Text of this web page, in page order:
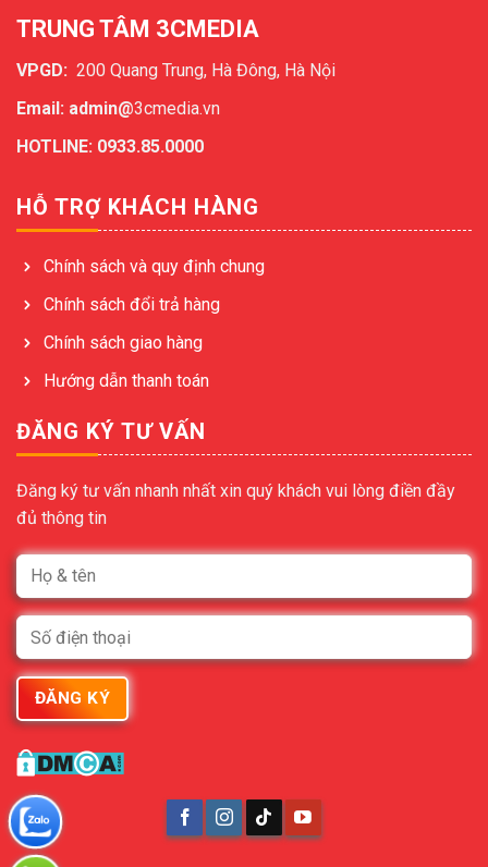
TRUNG TÂM 3CMEDIA
VPGD: 200 Quang Trung, Hà Đông, Hà Nội
Email: admin@3cmedia.vn
HOTLINE: 0933.85.0000
HỖ TRỢ KHÁCH HÀNG
Chính sách và quy định chung
Chính sách đổi trả hàng
Chính sách giao hàng
Hướng dẫn thanh toán
ĐĂNG KÝ TƯ VẤN
Đăng ký tư vấn nhanh nhất xin quý khách vui lòng điền đầy
đủ thông tin